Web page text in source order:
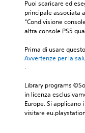
Puoi scaricare ed
principale associata
“Condivisione
altra console PS5
Prima di usare
Avvertenze per la
.
Library programs
in licenza
Europe. Si applicano
visitare